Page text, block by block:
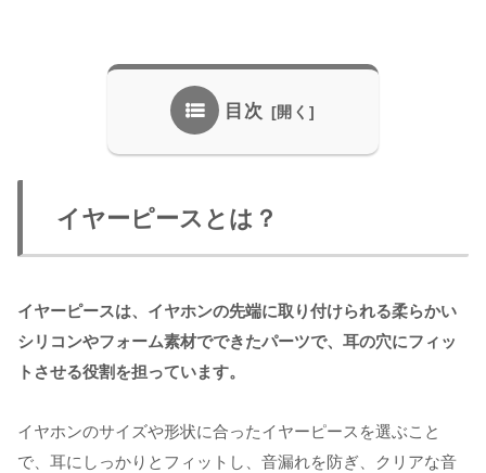
目次
イヤーピースとは？
イヤーピースは、イヤホンの先端に取り付けられる柔らかい
シリコンやフォーム素材でできたパーツで、耳の穴にフィッ
トさせる役割を担っています。
イヤホンのサイズや形状に合ったイヤーピースを選ぶこと
で、耳にしっかりとフィットし、音漏れを防ぎ、クリアな音